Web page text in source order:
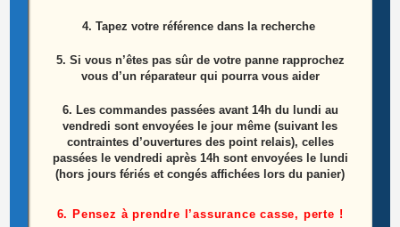
Carte boutons on-off ASUS R409L
20,00€ Le
10,00€Le
4. Tapez votre référence dans la recherche
5. Si vous n’êtes pas sûr de votre panne rapprochez
vous d’un réparateur qui pourra vous aider
6. Les commandes passées avant 14h du lundi au
vendredi sont envoyées le jour même (suivant les
contraintes d’ouvertures des point relais), celles
passées le vendredi après 14h sont envoyées le lundi
(hors jours fériés et congés affichées lors du panier)
6. Pensez à prendre l’assurance casse, perte !